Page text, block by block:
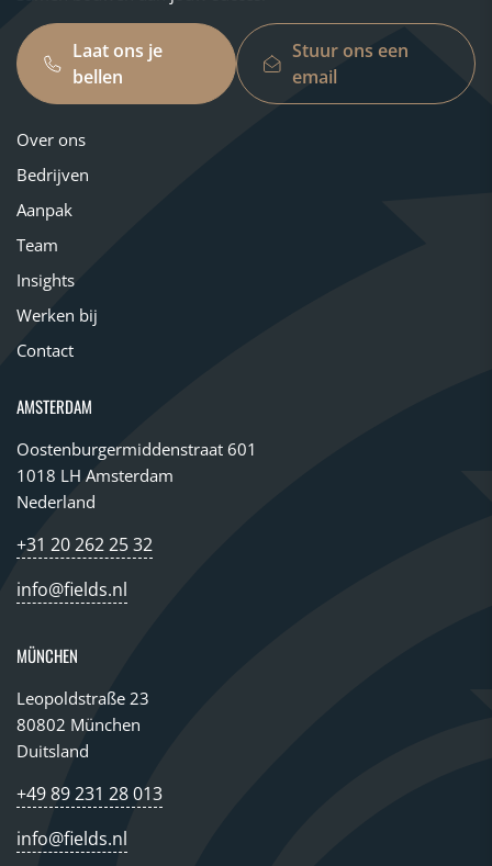
Laat ons je
bellen
Stuur ons een
email
Over ons
Bedrijven
Aanpak
Team
Insights
Werken bij
Contact
AMSTERDAM
Oostenburgermiddenstraat 601
1018 LH Amsterdam
Nederland
+31 20 262 25 32
info@fields.nl
MÜNCHEN
Leopoldstraße 23
80802 München
Duitsland
+49 89 231 28 013
info@fields.nl